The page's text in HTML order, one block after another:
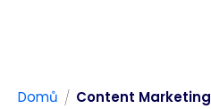
Domů / Content Marketing